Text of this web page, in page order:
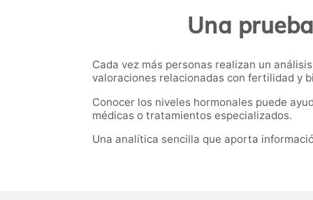
Una
Cada vez más personas realizan un
valoraciones relacionadas con fertilidad y
Conocer los niveles hormonales puede
médicas o tratamientos especializados.
Una analítica sencilla que aporta